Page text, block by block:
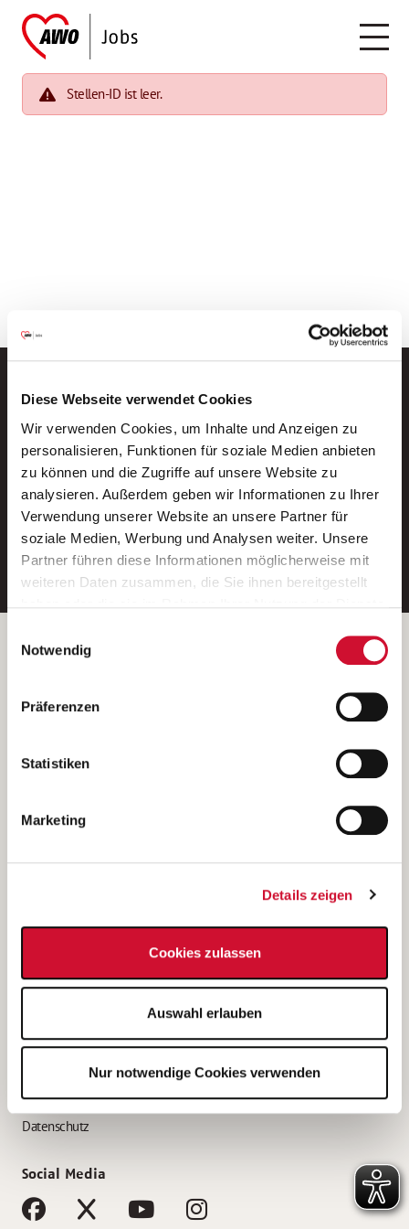
Diese Webseite verwendet Cookies
Wir verwenden Cookies, um Inhalte und Anzeigen zu
personalisieren, Funktionen für soziale Medien anbieten
zu können und die Zugriffe auf unsere Website zu
analysieren. Außerdem geben wir Informationen zu Ihrer
Verwendung unserer Website an unsere Partner für
soziale Medien, Werbung und Analysen weiter. Unsere
Partner führen diese Informationen möglicherweise mit
weiteren Daten zusammen, die Sie ihnen bereitgestellt
Wenn Sie auf „Cookies zulassen“ klicken, so stimmen
Sie der Speicherung sämtlicher Cookies zu. Sie können
Ihre Einwilligung selbstverständlich jederzeit widerrufen,
indem Sie die Cookie-Einstellungen aufrufen und diese
unsererDatenschutzerklärung
Notwendig
Präferenzen
Statistiken
Marketing
Details zeigen
Cookies zulassen
Auswahl erlauben
Nur notwendige Cookies verwenden
Stellen-ID ist leer.
Neue Stellen per E-Mail.
Ein kostenloser Service von AWO
Jobs.
E-Mail-Adresse eintragen
Betreiber der Webseite
Kantstraße 45a
(Ein Tochterunternehmen des AWO Bezirksverbandes Unterfranken
e.V.)
Bewerbung als Altenpflegehelfer*in
Bewerbung als Erzieher*in
AWO Gliederungen nach Bundesland
Impressum
Datenschutz
Social Media